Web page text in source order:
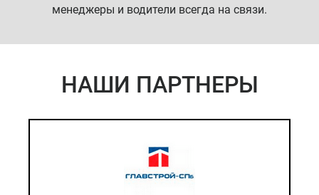
менеджеры и водители всегда на связи.
НАШИ ПАРТНЕРЫ